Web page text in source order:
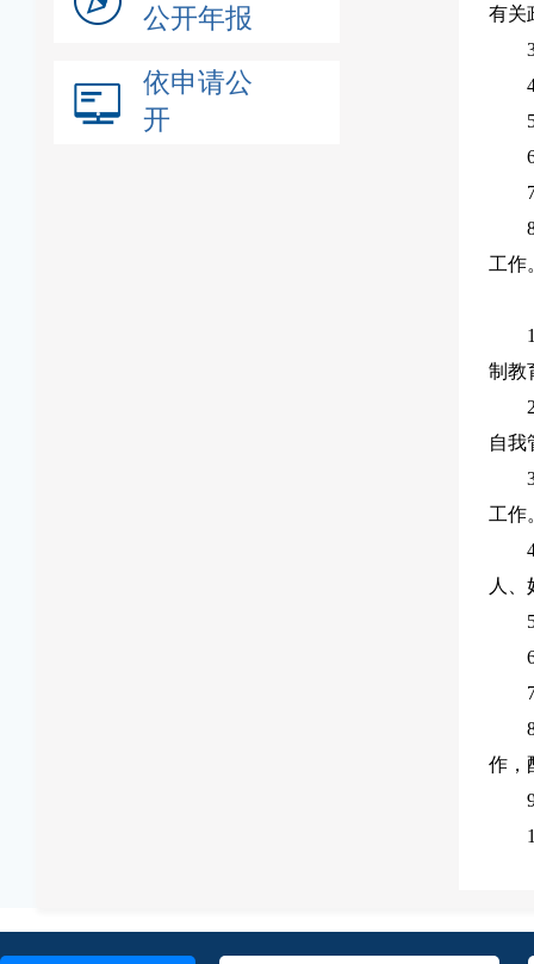
公开年报
依申请公
开
有关
工作
制教
自我
工作
人、
作，